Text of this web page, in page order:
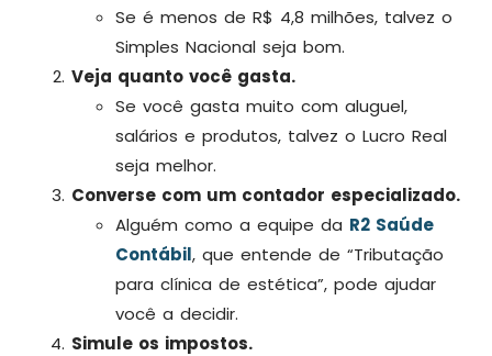
Se é menos de R$ 4,8 milhões, talvez o
Simples Nacional seja bom.
Veja quanto você gasta.
Se você gasta muito com aluguel,
salários e produtos, talvez o Lucro Real
seja melhor.
Converse com um contador especializado.
Alguém como a equipe da R2 Saúde
Contábil, que entende de “Tributação
para clínica de estética”, pode ajudar
você a decidir.
Simule os impostos.